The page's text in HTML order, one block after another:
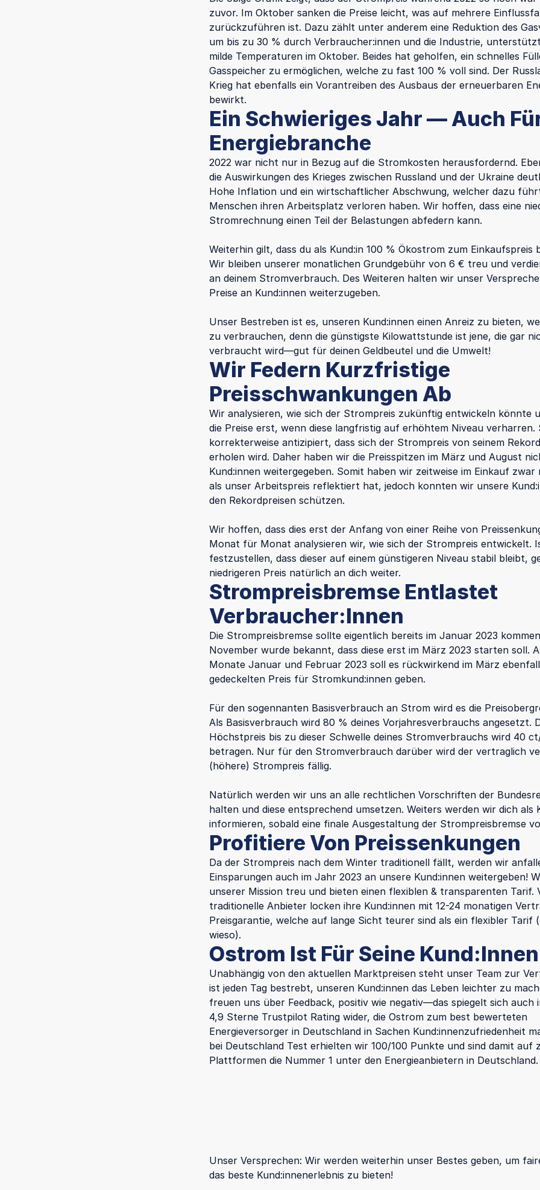
zuvor. Im Oktober sanken die Preise leicht, was auf mehrere
zurückzuführen ist. Dazu zählt unter anderem eine Reduktion des
um bis zu 30 % durch Verbraucher:innen und die Industrie,
milde Temperaturen im Oktober. Beides hat geholfen, ein schnelles
Gasspeicher zu ermöglichen, welche zu fast 100 % voll sind. Der
Krieg hat ebenfalls ein Vorantreiben des Ausbaus der erneuerbaren
bewirkt.
Ein Schwieriges Jahr — Auch
Energiebranche
2022 war nicht nur in Bezug auf die Stromkosten herausfordernd.
die Auswirkungen des Krieges zwischen Russland und der Ukraine
Hohe Inflation und ein wirtschaftlicher Abschwung, welcher dazu
Menschen ihren Arbeitsplatz verloren haben. Wir hoffen, dass eine
Stromrechnung einen Teil der Belastungen abfedern kann.
Weiterhin gilt, dass du als Kund:in 100 % Ökostrom zum Einkaufspreis
Wir bleiben unserer monatlichen Grundgebühr von 6 € treu und
an deinem Stromverbrauch. Des Weiteren halten wir unser
Preise an Kund:innen weiterzugeben.
Unser Bestreben ist es, unseren Kund:innen einen Anreiz zu bieten,
zu verbrauchen, denn die günstigste Kilowattstunde ist jene, die gar
verbraucht wird—gut für deinen Geldbeutel und die Umwelt!
Wir Federn Kurzfristige
Preisschwankungen Ab
Wir analysieren, wie sich der Strompreis zukünftig entwickeln könnte
die Preise erst, wenn diese langfristig auf erhöhtem Niveau verharren.
korrekterweise antizipiert, dass sich der Strompreis von seinem
erholen wird. Daher haben wir die Preisspitzen im März und August
Kund:innen weitergegeben. Somit haben wir zeitweise im Einkauf zwar
als unser Arbeitspreis reflektiert hat, jedoch konnten wir unsere
den Rekordpreisen schützen.
Wir hoffen, dass dies erst der Anfang von einer Reihe von
Monat für Monat analysieren wir, wie sich der Strompreis entwickelt.
festzustellen, dass dieser auf einem günstigeren Niveau stabil bleibt,
niedrigeren Preis natürlich an dich weiter.
Strompreisbremse Entlastet
Verbraucher:Innen
Die Strompreisbremse sollte eigentlich bereits im Januar 2023
November wurde bekannt, dass diese erst im März 2023 starten soll.
Monate Januar und Februar 2023 soll es rückwirkend im März
gedeckelten Preis für Stromkund:innen geben.
Für den sogennanten Basisverbrauch an Strom wird es die
Als Basisverbrauch wird 80 % deines Vorjahresverbrauchs angesetzt.
Höchstpreis bis zu dieser Schwelle deines Stromverbrauchs wird 40
betragen. Nur für den Stromverbrauch darüber wird der vertraglich
(höhere) Strompreis fällig.
Natürlich werden wir uns an alle rechtlichen Vorschriften der
halten und diese entsprechend umsetzen. Weiters werden wir dich als
informieren, sobald eine finale Ausgestaltung der Strompreisbremse
Profitiere Von Preissenkungen
Da der Strompreis nach dem Winter traditionell fällt, werden wir
Einsparungen auch im Jahr 2023 an unsere Kund:innen weitergeben!
unserer Mission treu und bieten einen flexiblen & transparenten Tarif.
traditionelle Anbieter locken ihre Kund:innen mit 12-24 monatigen
Preisgarantie, welche auf lange Sicht teurer sind als ein flexibler Tarif
wieso).
Ostrom Ist Für Seine
Unabhängig von den aktuellen Marktpreisen steht unser Team zur
ist jeden Tag bestrebt, unseren Kund:innen das Leben leichter zu
freuen uns über Feedback, positiv wie negativ—das spiegelt sich auch
4,9 Sterne Trustpilot Rating wider, die Ostrom zum best bewerteten
Energieversorger in Deutschland in Sachen Kund:innenzufriedenheit
bei Deutschland Test erhielten wir 100/100 Punkte und sind damit auf
Plattformen die Nummer 1 unter den Energieanbietern in Deutschland.
Unser Versprechen: Wir werden weiterhin unser Bestes geben, um
das beste Kund:innenerlebnis zu bieten!